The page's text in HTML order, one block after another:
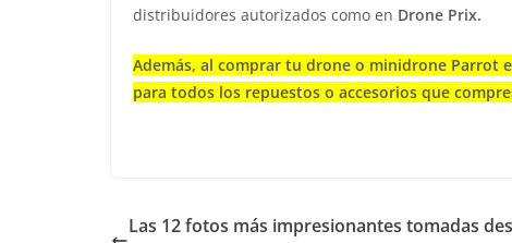
distribuidores autorizados como en Drone Prix.
Además, al comprar tu drone o minidrone Parrot
para todos los repuestos o accesorios que
Las 12 fotos más impresionantes tomadas